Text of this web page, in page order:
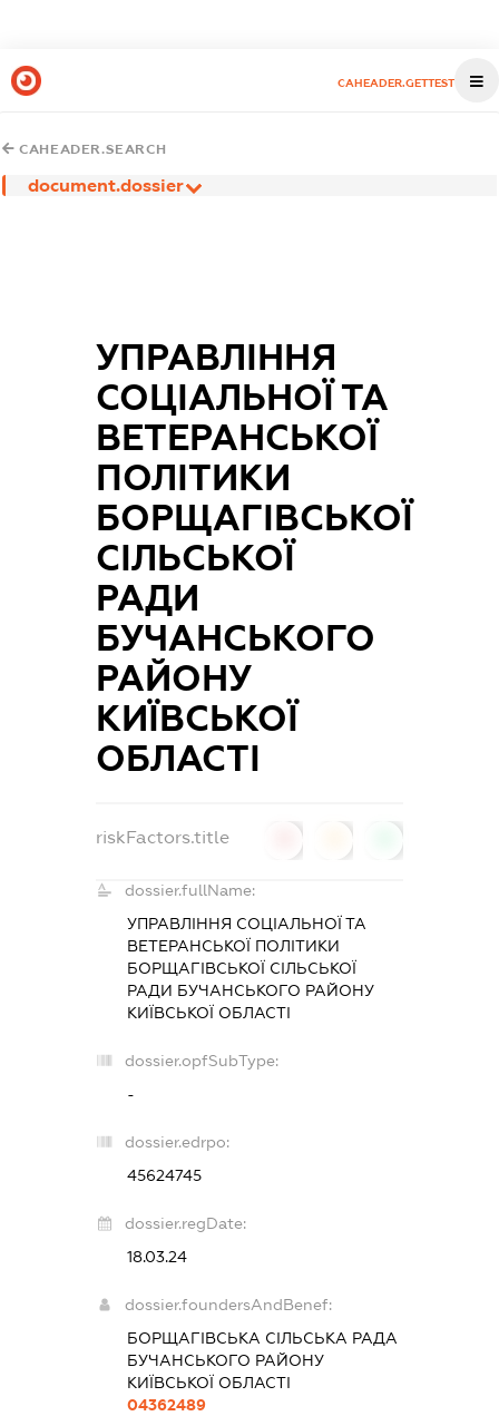
CAHEADER.GETTEST
CAHEADER.SEARCH
document.dossier
УПРАВЛІННЯ
СОЦІАЛЬНОЇ ТА
ВЕТЕРАНСЬКОЇ
ПОЛІТИКИ
БОРЩАГІВСЬКОЇ
СІЛЬСЬКОЇ
РАДИ
БУЧАНСЬКОГО
РАЙОНУ
КИЇВСЬКОЇ
ОБЛАСТІ
riskFactors.title
dossier.fullName:
УПРАВЛІННЯ СОЦІАЛЬНОЇ ТА
ВЕТЕРАНСЬКОЇ ПОЛІТИКИ
БОРЩАГІВСЬКОЇ СІЛЬСЬКОЇ
РАДИ БУЧАНСЬКОГО РАЙОНУ
КИЇВСЬКОЇ ОБЛАСТІ
dossier.opfSubType:
-
dossier.edrpo:
45624745
dossier.regDate:
18.03.24
dossier.foundersAndBenef:
БОРЩАГІВСЬКА СІЛЬСЬКА РАДА
БУЧАНСЬКОГО РАЙОНУ
КИЇВСЬКОЇ ОБЛАСТІ
04362489